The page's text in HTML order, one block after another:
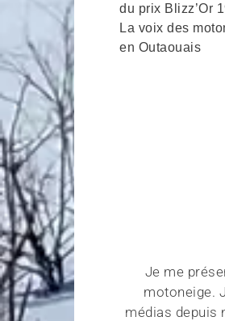
du prix Blizz’Or
La voix des
en Outaouais
Je me
motoneige.
médias depuis